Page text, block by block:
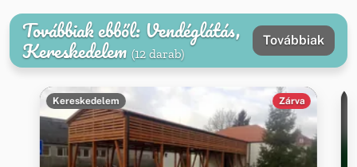
Továbbiak ebből: Vendéglátás,
Kereskedelem (12 darab)
Továbbiak
Kereskedelem Zárva